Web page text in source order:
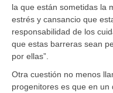
la que están sometidas la
estrés y cansancio que
responsabilidad de los
que estas barreras sean
por ellas”.
Otra cuestión no menos
progenitores es que en un